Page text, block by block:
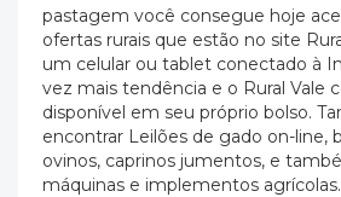
pastagem você consegue hoje
ofertas rurais que estão no site
um celular ou tablet conectado à
vez mais tendência e o Rural Vale
disponível em seu próprio bolso.
encontrar Leilões de gado on-line,
ovinos, caprinos jumentos, e
máquinas e implementos agrícolas.